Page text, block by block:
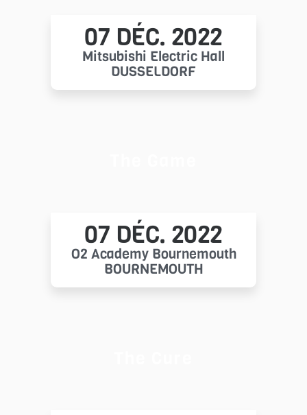
07 DÉC. 2022
Mitsubishi Electric Hall
DÜSSELDORF
07 DÉC. 2022
O2 Academy Bournemouth
BOURNEMOUTH